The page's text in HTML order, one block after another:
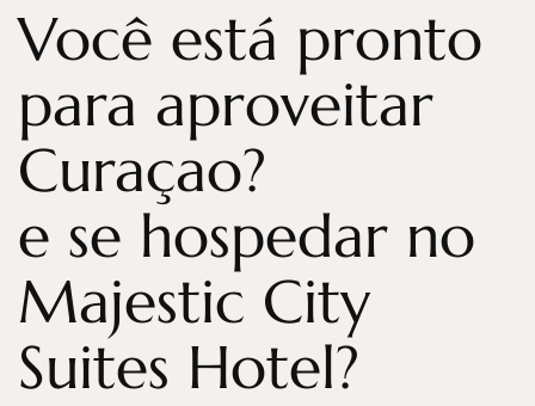
Você está pronto
para aproveitar
Curaçao?
e se hospedar no
Majestic City
Suites Hotel?